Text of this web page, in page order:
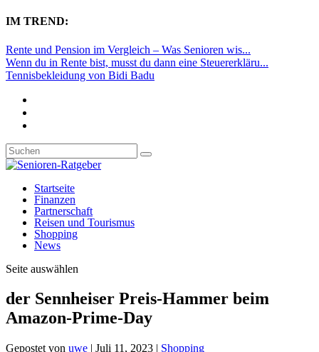
IM TREND:
Rente und Pension im Vergleich – Was Senioren wis...
Wenn du in Rente bist, musst du dann eine Steuererkläru...
Tennisbekleidung von Bidi Badu
Startseite
Finanzen
Partnerschaft
Reisen und Tourismus
Shopping
News
Seite auswählen
der Sennheiser Preis-Hammer beim
Amazon-Prime-Day
Gepostet von uwe | Juli 11, 2023 | Shopping